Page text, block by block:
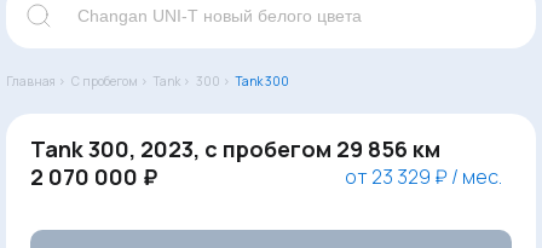
Главная › С пробегом › Tank › 300 › Tank 300
Tank 300, 2023, с пробегом 29 856 км
2 070 000 ₽
от 23 329 ₽ / мес.